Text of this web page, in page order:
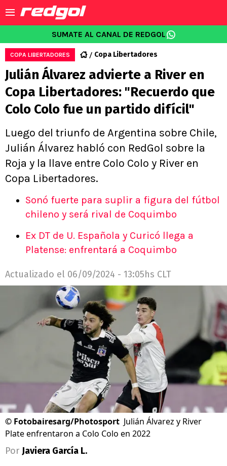
SUMATE AL CANAL DE REDGOL
COPA LIBERTADORES Copa Libertadores
Julián Álvarez advierte a River en
Copa Libertadores: "Recuerdo que
Colo Colo fue un partido difícil"
Luego del triunfo de Argentina sobre Chile,
Julián Álvarez habló con RedGol sobre la
Roja y la llave entre Colo Colo y River en
Copa Libertadores.
Sonó fuerte para suplir a figura del fútbol
chileno y será rival de Coquimbo
Ex DT de U. Española y Curicó llega a
Platense: enfrentará a Coquimbo
Actualizado el 06/09/2024 - 13:05hs CLT
© Fotobairesarg/Photosport Julián Álvarez y River
Plate enfrentaron a Colo Colo en 2022
Por Javiera García L.